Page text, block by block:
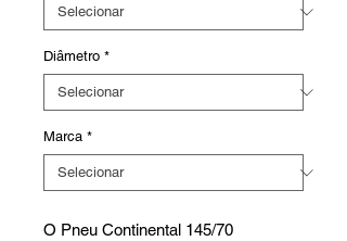
Diâmetro *
Marca *
O Pneu Continental 145/70